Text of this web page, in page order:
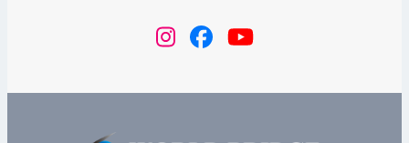
instagram
FacebookYouTube